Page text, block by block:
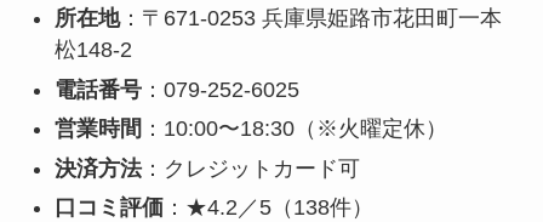
所在地：〒671-0253 兵庫県姫路市花田町一本
松148-2
電話番号：079-252-6025
営業時間 ：10:00〜18:30（※火曜定休）
決済方法：クレジットカード可
口コミ評価：★4.2／5（138件）